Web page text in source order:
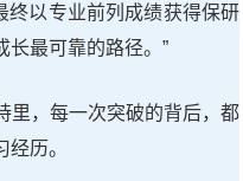
终以专业前列成绩获得保研
长最可靠的路径。”
里，每一次突破的背后，都
历。